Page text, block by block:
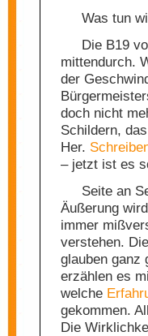
Was tun
Die B19
mittendurch.
der
doch nicht
Schildern,
Her.
– jetzt ist es
Seite an
Äußerung
immer
verstehen.
glauben ganz
erzählen es
welche
gekommen.
Die